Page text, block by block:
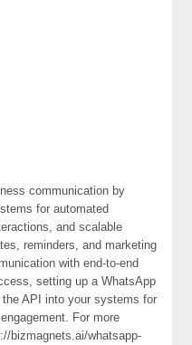
communication by
for automated
and scalable
reminders, and marketing
with end-to-end
setting up a WhatsApp
API into your systems for
For more
bizmagnets.ai/whatsapp-